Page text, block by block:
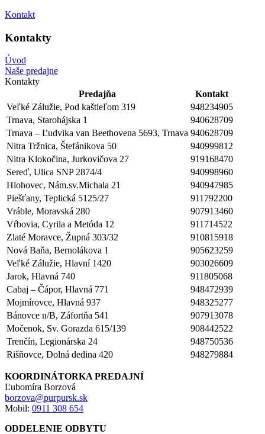
Kontakt
Kontakty
Úvod
Naše predajne
Kontakty
Predajňa
Kontakt
Veľké Zálužie, Pod kaštieľom 319
948234905
Trnava, Starohájska 1
940628709
Trnava – Ľudvika van Beethovena 5693, Trnava 940628709
Nitra Tržnica, Štefánikova 50
940999812
Nitra Klokočina, Jurkovičova 27
919168470
Sereď, Ulica SNP 2874/4
940998960
Hlohovec, Nám.sv.Michala 21
940947985
Piešťany, Teplická 5125/27
911792200
Vráble, Moravská 280
907913460
Vŕbovia, Cyrila a Metóda 12
911714522
Zlaté Moravce, Župná 303/32
910815918
Nová Baňa, Bernolákova 1
905623259
Veľké Zálužie, Hlavní 1420
903026609
Jarok, Hlavná 740
911805068
Cabaj – Čápor, Hlavná 771
948472939
Mojmírovce, Hlavná 937
948325277
Bánovce n/B, Záfortňa 541
907913078
Močenok, Sv. Gorazda 615/139
908442522
Trenčín, Legionárska 24
948750536
Rišňovce, Dolná dedina 420
948279884
KOORDINÁTORKA PREDAJNÍ
Ľubomíra Borzová
borzova@purpursk.sk
Mobil: 0911 308 654
ODDELENIE ODBYTU